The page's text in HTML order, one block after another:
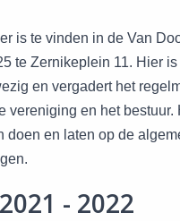
is te vinden in de Van
te Zernikeplein 11. Hier
en vergadert het
vereniging en het bestuur.
doen en laten op de
- 2022